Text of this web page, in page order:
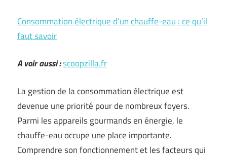
Consommation électrique d’un chauffe-eau : ce qu’il
faut savoir
A voir aussi :scoopzilla.fr
La gestion de la consommation électrique est
devenue une priorité pour de nombreux foyers.
Parmi les appareils gourmands en énergie, le
chauffe-eau occupe une place importante.
Comprendre son fonctionnement et les facteurs qui